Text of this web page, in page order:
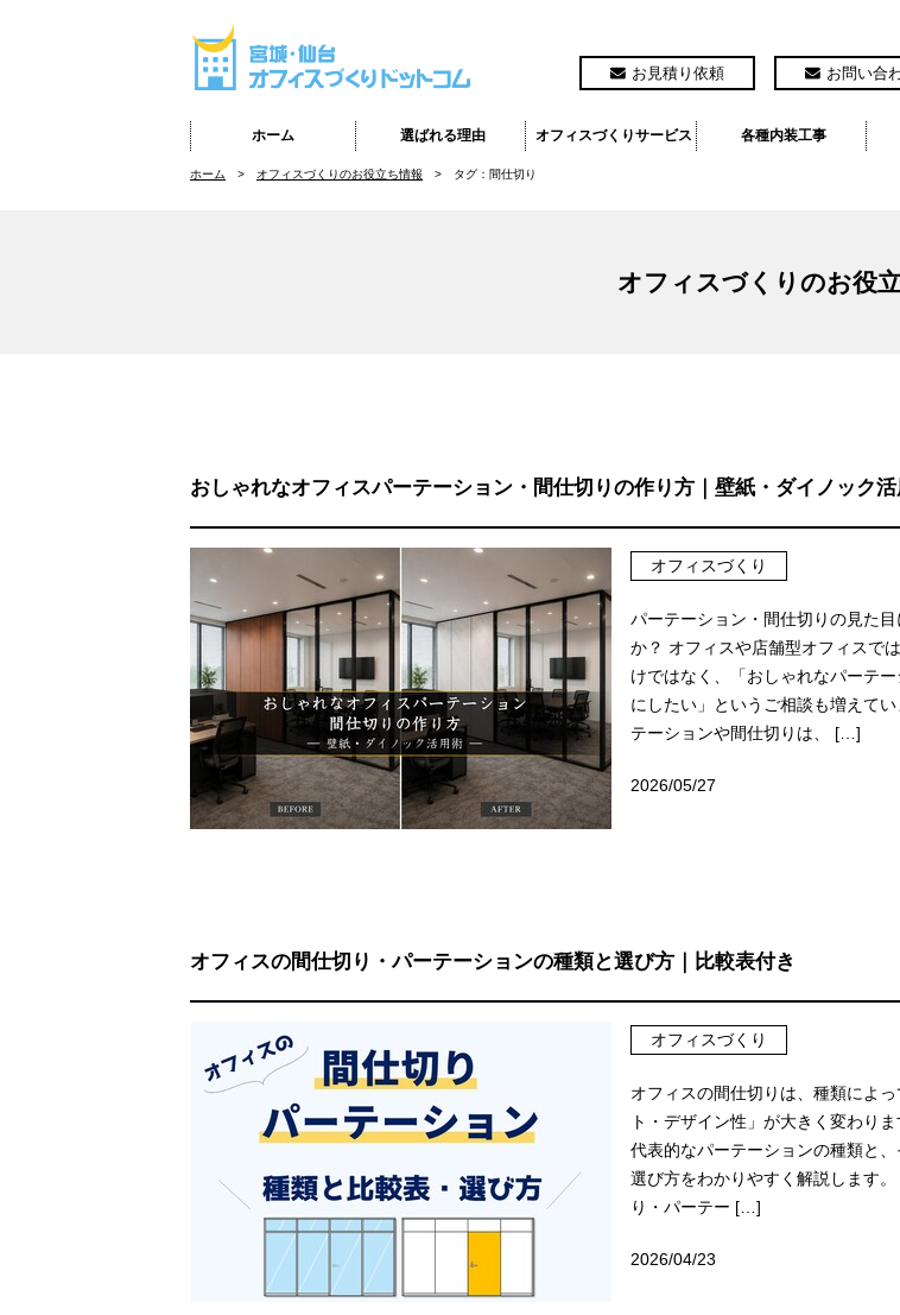
お見積り依頼 お問い合
ホーム 選ばれる理由 オフィスづくりサービス 各種内装工事
オフィスづくりのお役
ホーム オフィスづくりのお役立ち情報 タグ：間仕切り
おしゃれなオフィスパーテーション・間仕切りの作り方｜壁紙・ダイノック
オフィスづくり
パーテーション・間仕切りの見た
か？ オフィスや店舗型オフィスで
けではなく、「おしゃれなパーテ
にしたい」というご相談も増えて
テーションや間仕切りは、 […]
2026/05/27
オフィスの間仕切り・パーテーションの種類と選び方｜比較表付き
オフィスづくり
オフィスの間仕切りは、種類によ
ト・デザイン性」が大きく変わりま
代表的なパーテーションの種類と、
選び方をわかりやすく解説します
り・パーテー […]
2026/04/23